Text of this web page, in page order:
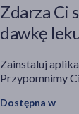
Zdarza Ci
dawkę
Zainstaluj
Przypomnimy
Dostępna w